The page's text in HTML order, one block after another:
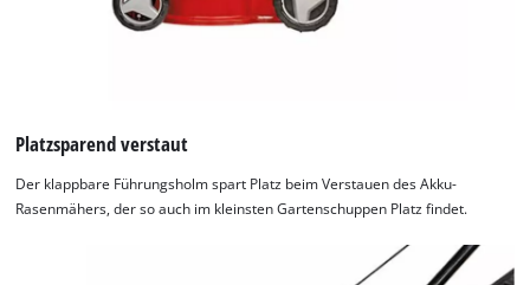
Platzsparend verstaut
Der klappbare Führungsholm spart Platz beim Verstauen des Akku-
Rasenmähers, der so auch im kleinsten Gartenschuppen Platz findet.